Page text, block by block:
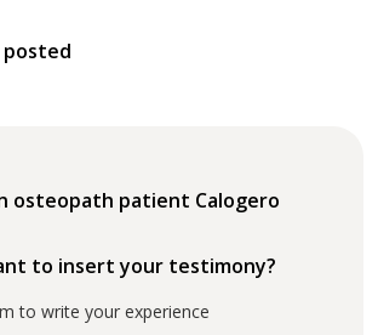
osteopath patient Calogero
to insert your testimony?
to write your experience